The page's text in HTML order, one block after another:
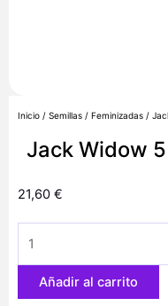
Inicio / Semillas / Feminizadas /
Jack Widow
21,60 €
Widow
u.
Añadir al carrito